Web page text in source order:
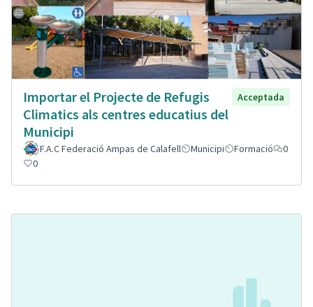
Importar el Projecte de Refugis
Climatics als centres educatius del
Municipi
Acceptada
F.A.C Federació Ampas de Calafell Municipi Formació
0
0